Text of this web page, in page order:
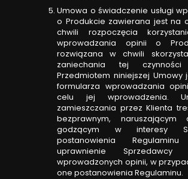
Umowa o świadczenie usługi
o Produkcie zawierana jest na
chwili rozpoczęcia
wprowadzania opinii o
rozwiązana w chwili
zaniechania tej
Przedmiotem niniejszej Umowy
formularza wprowadzania
celu jej wprowadzenia.
zamieszczania przez Klienta
bezprawnym, naruszającym
godzącym w interesy
postanowienia
uprawnienie
wprowadzonych opinii, w
one postanowienia Regulaminu.